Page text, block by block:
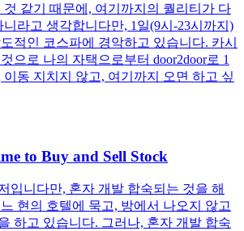
같기 때문에, 여기까지의 퀄리티가 다
라고 생각합니다만, 1일(9시-23시까지)
적인 코스파에 경악하고 있습니다. 카시
으로 나의 자택으로부터 door2door로 1
동 지치지 않고, 여기까지 오면 하고 싶
to Buy and Sell Stock
입니다만, 혼자 개발 합숙되는 것을 해
현의 호텔에 묵고, 방에서 나오지 않고
하고 있습니다. 그러나, 혼자 개발 합숙